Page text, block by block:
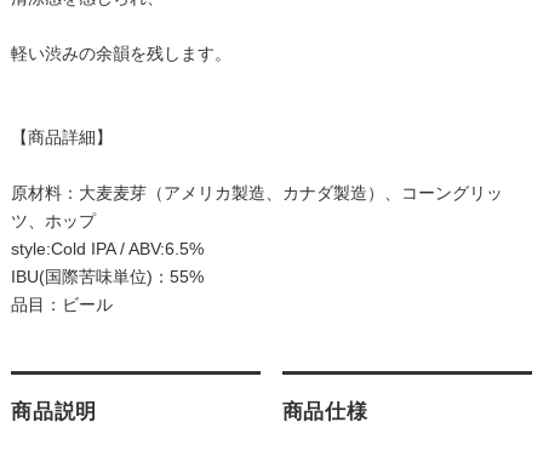
軽い渋みの余韻を残します。
【商品詳細】
原材料：大麦麦芽（アメリカ製造、カナダ製造）、コーングリッ
ツ、ホップ
style:Cold IPA / ABV:6.5%
IBU(国際苦味単位)：55%
品目：ビール
商品説明 商品仕様